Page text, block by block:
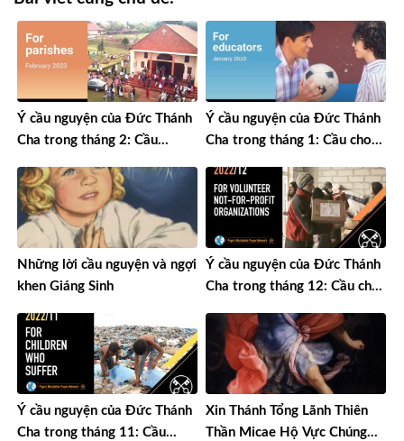
Ý cầu nguyện của Đức Thánh
Cha trong tháng 2: Cầu
Ý cầu nguyện của Đức Thánh
Cha trong tháng 1: Cầu cho
Những lời cầu nguyện và ngợi
khen Giáng Sinh
Ý cầu nguyện của Đức Thánh
Cha trong tháng 12: Cầu cho
lợi nhuận
Ý cầu nguyện của Đức Thánh
Cha trong tháng 11: Cầu
Xin Thánh Tổng Lãnh Thiên
Thần Micae Hộ Vực Chúng